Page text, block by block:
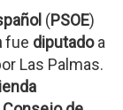
(PSOE)
fue diputadoa
Las Palmas.